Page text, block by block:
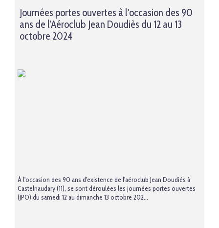
Journées portes ouvertes à l'occasion des 90
ans de l'Aéroclub Jean Doudiès du 12 au 13
octobre 2024
À l'occasion des 90 ans d'existence de l'aéroclub Jean Doudiès à
Castelnaudary (11), se sont déroulées les journées portes ouvertes
(JPO) du samedi 12 au dimanche 13 octobre 202...